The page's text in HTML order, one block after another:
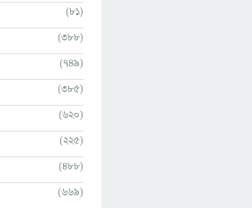
(81)
(388)
(749)
(385)
(620)
(225)
(488)
(669)